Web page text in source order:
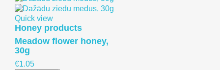
Quick view
Honey products
Meadow flower honey,
30g
€1.05